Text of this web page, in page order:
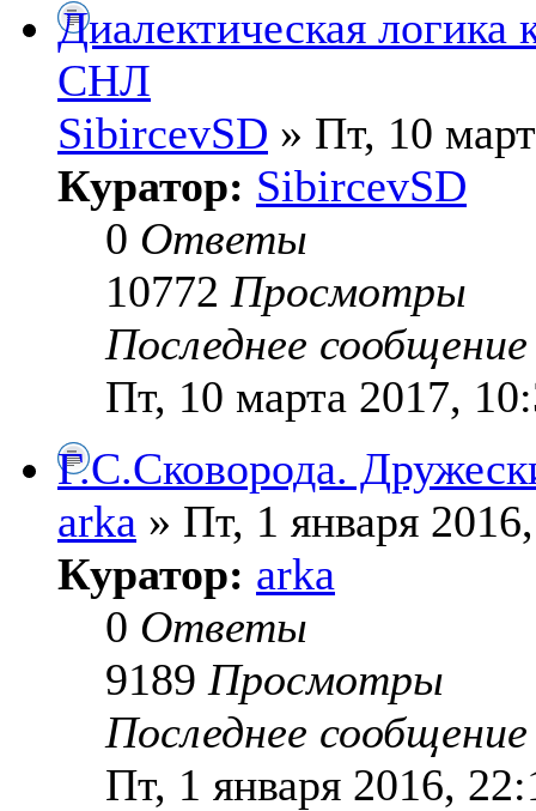
Диалектическая логика
СНЛ
SibircevSD » Пт, 10
Куратор: SibircevSD
0 Ответы
10772 Просмотры
Последнее
Пт, 10 марта 2017,
Г.С.Сковорода.
arka » Пт, 1 января
Куратор: arka
0 Ответы
9189 Просмотры
Последнее
Пт, 1 января 2016,